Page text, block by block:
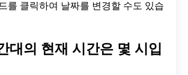
를 클릭하여 날짜를 변경할 수도 있습
대의 현재 시간은 몇 시입